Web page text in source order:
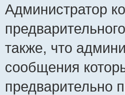
Администратор
также, что
сообщения
предварительно